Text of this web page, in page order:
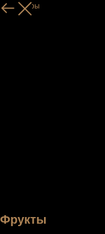
Все товары
Фрукты